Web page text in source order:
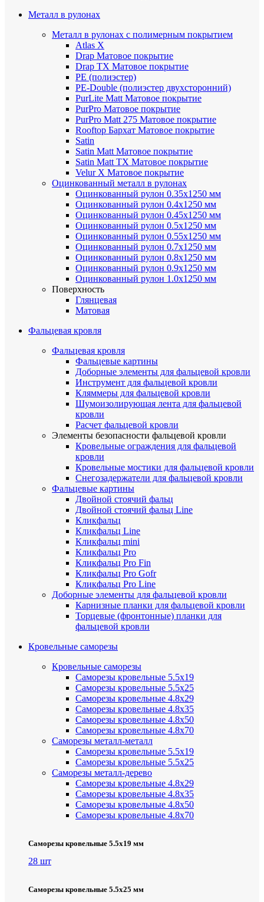
Металл в рулонах
Металл в рулонах с полимерным покрытием
Atlas X
Drap Матовое покрытие
Drap TX Матовое покрытие
PE (полиэстер)
PE-Double (полиэстер двухсторонний)
PurLite Мatt Матовое покрытие
PurPro Матовое покрытие
PurPro Matt 275 Матовое покрытие
Rooftop Бархат Матовое покрытие
Satin
Satin Мatt Матовое покрытие
Satin Matt TX Матовое покрытие
Velur X Матовое покрытие
Оцинкованный металл в рулонах
Оцинкованный рулон 0.35х1250 мм
Оцинкованный рулон 0.4х1250 мм
Оцинкованный рулон 0.45х1250 мм
Оцинкованный рулон 0.5х1250 мм
Оцинкованный рулон 0.55х1250 мм
Оцинкованный рулон 0.7х1250 мм
Оцинкованный рулон 0.8х1250 мм
Оцинкованный рулон 0.9х1250 мм
Оцинкованный рулон 1.0х1250 мм
Поверхность
Глянцевая
Матовая
Фальцевая кровля
Фальцевая кровля
Фальцевые картины
Доборные элементы для фальцевой кровли
Инструмент для фальцевой кровли
Кляммеры для фальцевой кровли
Шумоизолирующая лента для фальцевой
кровли
Расчет фальцевой кровли
Элементы безопасности фальцевой кровли
Кровельные ограждения для фальцевой
кровли
Кровельные мостики для фальцевой кровли
Снегозадержатели для фальцевой кровли
Фальцевые картины
Двойной стоячий фальц
Двойной стоячий фальц Line
Кликфальц
Кликфальц Line
Кликфальц mini
Кликфальц Pro
Кликфальц Pro Fin
Кликфальц Pro Gofr
Кликфальц Pro Line
Доборные элементы для фальцевой кровли
Карнизные планки для фальцевой кровли
Торцевые (фронтонные) планки для
фальцевой кровли
Кровельные саморезы
Кровельные саморезы
Саморезы кровельные 5.5х19
Саморезы кровельные 5.5х25
Саморезы кровельные 4.8х29
Саморезы кровельные 4.8х35
Саморезы кровельные 4.8х50
Саморезы кровельные 4.8х70
Саморезы металл-металл
Саморезы кровельные 5.5х19
Саморезы кровельные 5.5х25
Саморезы металл-дерево
Саморезы кровельные 4.8х29
Саморезы кровельные 4.8х35
Саморезы кровельные 4.8х50
Саморезы кровельные 4.8х70
Саморезы кровельные 5.5х19 мм
28 шт
Саморезы кровельные 5.5х25 мм